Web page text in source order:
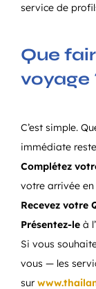
service de
Que
voyage
C’est simple.
immédiate
Complétez
votre arrivée en
Recevez votre
Présentez-le à
Si vous
vous — les
sur